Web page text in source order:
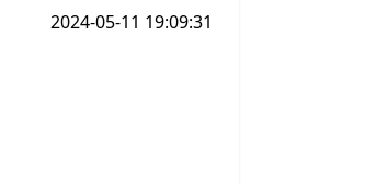
2024-05-11 19:09:31